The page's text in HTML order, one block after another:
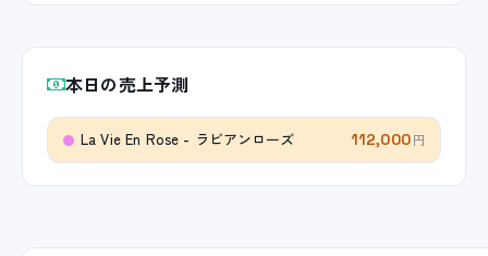
本日の売上予測
La Vie En Rose - ラビアンローズ 112,000 円